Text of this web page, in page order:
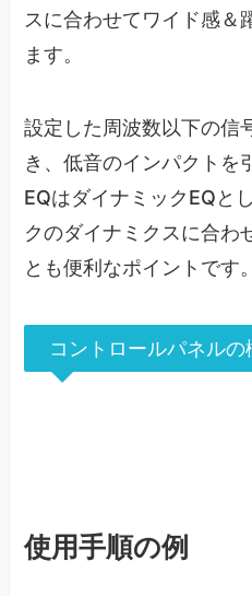
スに合わせてワイド感＆
ます。
設定した周波数以下の信
き、低音のインパクトを
EQはダイナミックEQと
クのダイナミクスに合わ
とも便利なポイントです。
コントロールパネルの
使用手順の例